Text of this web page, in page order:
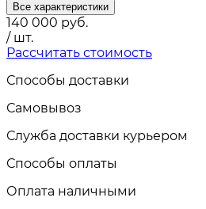
Все характеристики
140 000 руб.
/ шт.
Рассчитать стоимость
Способы доставки
Самовывоз
Служба доставки курьером
Способы оплаты
Оплата наличными